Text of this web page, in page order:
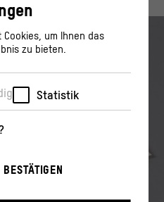
um Ihnen das
zu bieten.
Statistik
der Webseite
und sicherheitsrelevante